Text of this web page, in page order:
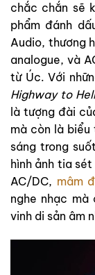
chắc chắn sẽ
phẩm đánh
Audio, thương
analogue, và
từ Úc. Với
Highway to Hell
là tượng đài
mà còn là
sáng trong
hình ảnh tia
AC/DC, mâm
nghe nhạc
vinh di sản âm